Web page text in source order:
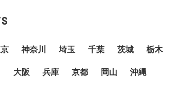
神奈川 埼玉 千葉 茨城 栃木
大阪 兵庫 京都 岡山 沖縄